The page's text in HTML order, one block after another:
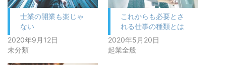
士業の開業も楽じゃ
ない
2020年9月12日
未分類
これからも必要とさ
れる仕事の種類とは
2020年5月20日
起業全般